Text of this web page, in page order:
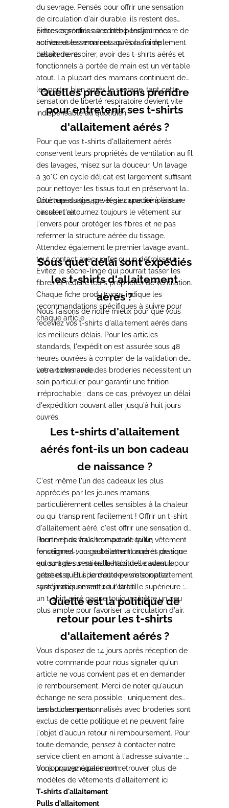
du sevrage. Pensés pour offrir une sensation
de circulation d'air durable, ils restent des
pièces agréables à porter pendant encore de
nombreuses semaines après la fin de
l'allaitement.
Entre les sorties avec bébé, les journées
actives et les moments où l'on a simplement
besoin de respirer, avoir des t-shirts aérés et
fonctionnels à portée de main est un véritable
atout. La plupart des mamans continuent de
les porter bien après le sevrage, tant cette
sensation de liberté respiratoire devient vite
indispensable au quotidien.
Quelles précautions prendre
pour entretenir ses t-shirts
d'allaitement aérés ?
Pour que vos t-shirts d'allaitement aérés
conservent leurs propriétés de ventilation au fil
des lavages, misez sur la douceur. Un lavage
à 30°C en cycle délicat est largement suffisant
pour nettoyer les tissus tout en préservant la
structure du tissage et sa capacité à laisser
circuler l'air.
Côté repassage, privilégiez une température
basse et retournez toujours le vêtement sur
l'envers pour protéger les fibres et ne pas
refermer la structure aérée du tissage.
Attendez également le premier lavage avant
tout contact avec un fer ou un défroisseur.
Évitez le sèche-linge qui pourrait tasser les
fibres et réduire leurs propriétés de ventilation.
Chaque fiche produit vous indique les
recommandations spécifiques à suivre pour
chaque article.
Sous quel délai sont expédiés
les t-shirts d'allaitement
aérés ?
Nous faisons de notre mieux pour que vous
receviez vos t-shirts d'allaitement aérés dans
les meilleurs délais. Pour les articles
standards, l'expédition est assurée sous 48
heures ouvrées à compter de la validation de
votre commande.
Les articles avec des broderies nécessitent un
soin particulier pour garantir une finition
irréprochable : dans ce cas, prévoyez un délai
d'expédition pouvant aller jusqu'à huit jours
ouvrés.
Les t-shirts d'allaitement
aérés font-ils un bon cadeau
de naissance ?
C'est même l'un des cadeaux les plus
appréciés par les jeunes mamans,
particulièrement celles sensibles à la chaleur
ou qui transpirent facilement ! Offrir un t-shirt
d'allaitement aéré, c'est offrir une sensation de
liberté et de fraîcheur autant qu'un vêtement
fonctionnel ; un geste attentionné et pratique
qui sort des sentiers battus des cadeaux pour
bébé et qui lui permet de vivre son allaitement
sans jamais se sentir à l'étroit.
Pour ne pas vous tromper de taille,
renseignez-vous subtilement auprès de son
entourage sur sa taille habituelle avant la
grossesse. Et si le doute persiste, optez
systématiquement pour la taille supérieure :
un t-shirt aéré gagne toujours à être un peu
plus ample pour favoriser la circulation d'air.
Quelle est la politique de
retour pour les t-shirts
d'allaitement aérés ?
Vous disposez de 14 jours après réception de
votre commande pour nous signaler qu'un
article ne vous convient pas et en demander
le remboursement. Merci de noter qu'aucun
échange ne sera possible ; uniquement des
remboursements.
Les articles personnalisés avec broderies sont
exclus de cette politique et ne peuvent faire
l'objet d'aucun retour ni remboursement. Pour
toute demande, pensez à contacter notre
service client en amont à l'adresse suivante :
bonjour@23maiparis.com.
Vous pouvez également retrouver plus de
modèles de vêtements d'allaitement ici
T-shirts d'allaitement
Pulls d'allaitement